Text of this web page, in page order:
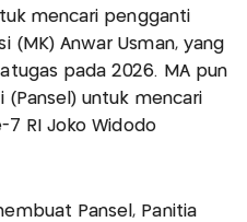
mencari pengganti
(MK) Anwar Usman, yang
pada 2026. MA pun
untuk mencari
7 RI Joko Widodo
Pansel, Panitia